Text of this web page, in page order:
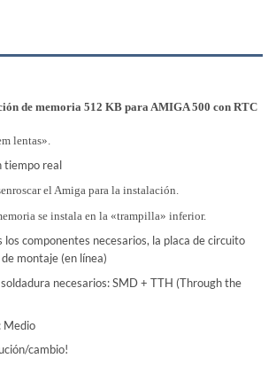
de memoria 512 KB para AMIGA 500 con RTC
lentas».
tiempo real
el Amiga para la instalación.
se instala en la «trampilla» inferior.
los componentes necesarios, la placa de circuito
montaje (en línea)
necesarios: SMD + TTH (Through the
Medio
cambio!